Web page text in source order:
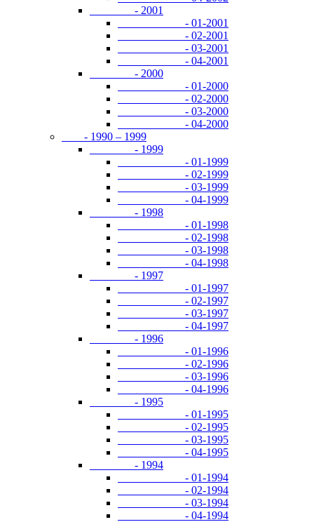
- 2001
- 01-2001
- 02-2001
- 03-2001
- 04-2001
- 2000
- 01-2000
- 02-2000
- 03-2000
- 04-2000
- 1990 – 1999
- 1999
- 01-1999
- 02-1999
- 03-1999
- 04-1999
- 1998
- 01-1998
- 02-1998
- 03-1998
- 04-1998
- 1997
- 01-1997
- 02-1997
- 03-1997
- 04-1997
- 1996
- 01-1996
- 02-1996
- 03-1996
- 04-1996
- 1995
- 01-1995
- 02-1995
- 03-1995
- 04-1995
- 1994
- 01-1994
- 02-1994
- 03-1994
- 04-1994